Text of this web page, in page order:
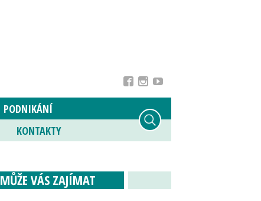
PODNIKÁNÍ
KONTAKTY
MŮŽE VÁS ZAJÍMAT